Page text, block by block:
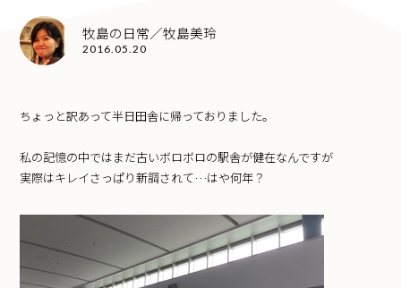
牧島の日常／牧島美玲
2016.05.20
ちょっと訳あって半日田舎に帰っておりました。
私の記憶の中ではまだ古いボロボロの駅舎が健在なんですが
実際はキレイさっぱり新調されて…はや何年？